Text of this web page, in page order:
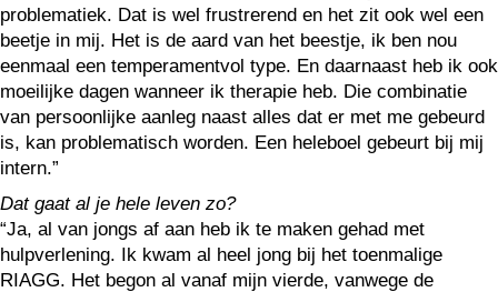
problematiek. Dat is wel frustrerend en het zit ook wel een
beetje in mij. Het is de aard van het beestje, ik ben nou
eenmaal een temperamentvol type. En daarnaast heb ik ook
moeilijke dagen wanneer ik therapie heb. Die combinatie
van persoonlijke aanleg naast alles dat er met me gebeurd
is, kan problematisch worden. Een heleboel gebeurt bij mij
intern.”
Dat gaat al je hele leven zo?
“Ja, al van jongs af aan heb ik te maken gehad met
hulpverlening. Ik kwam al heel jong bij het toenmalige
RIAGG. Het begon al vanaf mijn vierde, vanwege de